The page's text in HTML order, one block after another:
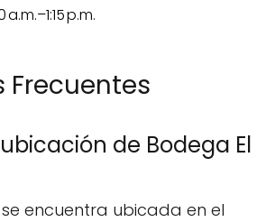
a.m.–1:15 p.m.
Frecuentes
de Bodega El
encuentra ubicada en el